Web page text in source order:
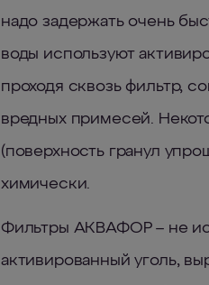
надо задержать очень
воды используют
проходя сквозь фильтр,
вредных примесей.
(поверхность гранул
химически.
Фильтры АКВАФОР – не
активированный уголь,